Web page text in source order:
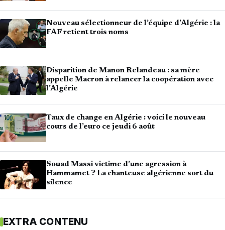
Nouveau sélectionneur de l’équipe d’Algérie : la
FAF retient trois noms
Disparition de Manon Relandeau : sa mère
appelle Macron à relancer la coopération avec
l’Algérie
Taux de change en Algérie : voici le nouveau
cours de l’euro ce jeudi 6 août
Souad Massi victime d’une agression à
Hammamet ? La chanteuse algérienne sort du
silence
EXTRA CONTENU